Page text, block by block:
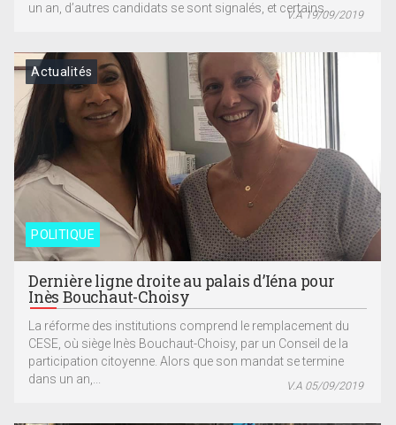
un an, d’autres candidats se sont signalés, et certains...
V.A 19/09/2019
POLITIQUE
Actualités
Dernière ligne droite au palais d’Iéna pour
Inès Bouchaut-Choisy
La réforme des institutions comprend le remplacement du
CESE, où siège Inès Bouchaut-Choisy, par un Conseil de la
participation citoyenne. Alors que son mandat se termine
dans un an,...
V.A 05/09/2019